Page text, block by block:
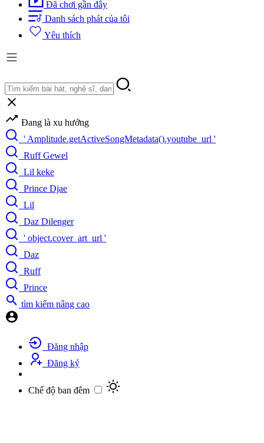
Đã chơi gần đây
Danh sách phát của tôi
Yêu thích
Đang là xu hướng
' Amplitude.getActiveSongMetadata().youtube_url '
Ruff Gewel
Lil keke
Prince Djae
Lil
Daz Dilenger
' object.cover_art_url '
Daz
Ruff
Prince
tìm kiếm nâng cao
Đăng nhập
Đăng ký
Chế độ ban đêm